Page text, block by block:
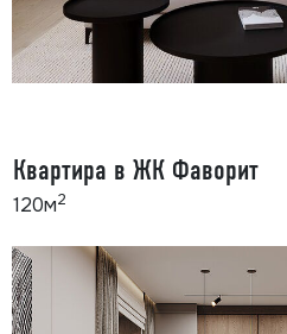
120м2
Квартира в ЖК Фаворит